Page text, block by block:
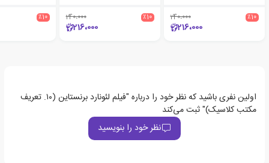
٪10 240،000
216،000
٪10 240،000
216،000
٪10
اولین نفری باشید که نظر خود را درباره "فیلم لئونارد برنستاین (۱۰. تعریف
مکتب کلاسیک)" ثبت می‌کند
نظر خود را بنویسید